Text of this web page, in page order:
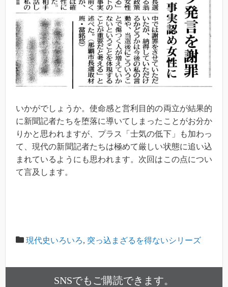
いかがでしょうか。使命感と営利目的の両立が結果的
に新聞記者たちを堕落に導いてしまったことがお分か
りかと思われますが、プラス「士気の低下」も加わっ
て、現代の新聞記者たちは極めて厳しい状態に追い込
まれているようにも思われます。次回はこの点につい
て言及します。
現代史いろいろ, 突っ込まざるを得ないシリーズ
SNSでもご購読できます。